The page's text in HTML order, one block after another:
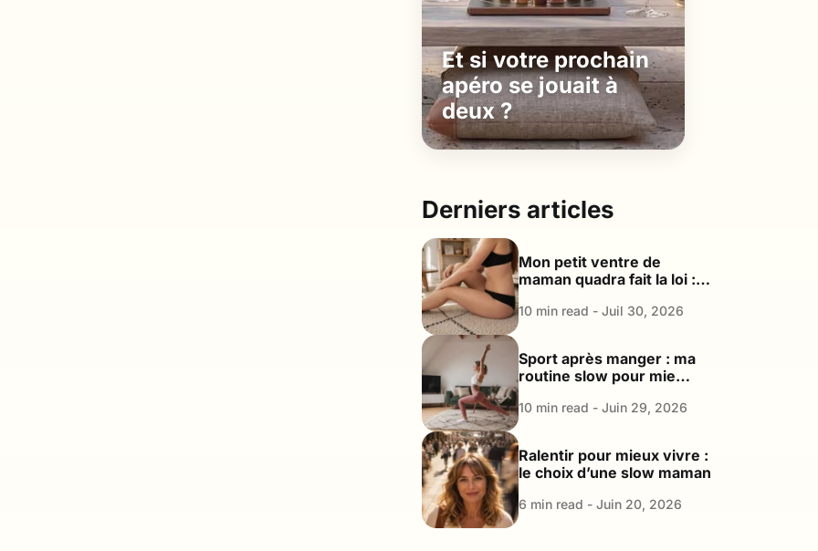
Et si votre prochain
apéro se jouait à
deux ?
Derniers articles
Mon petit ventre de
maman quadra fait la loi : le
Good Enough
10 min read - Juil 30, 2026
Sport après manger : ma
routine slow pour mieux
l’énergie
10 min read - Juin 29, 2026
Ralentir pour mieux vivre :
le choix d’une slow maman
6 min read - Juin 20, 2026